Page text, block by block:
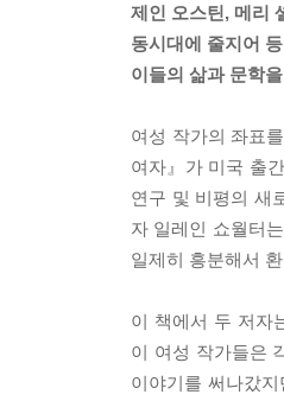
제인 오스틴, 메리
동시대에 줄지어
이들의 삶과 문학
여성 작가의 좌표
여자』가 미국 출
연구 및 비평의 새
자 일레인 쇼월터
일제히 흥분해서
이 책에서 두 저자
이 여성 작가들은
이야기를 써나갔